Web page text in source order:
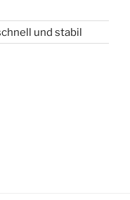
und stabil